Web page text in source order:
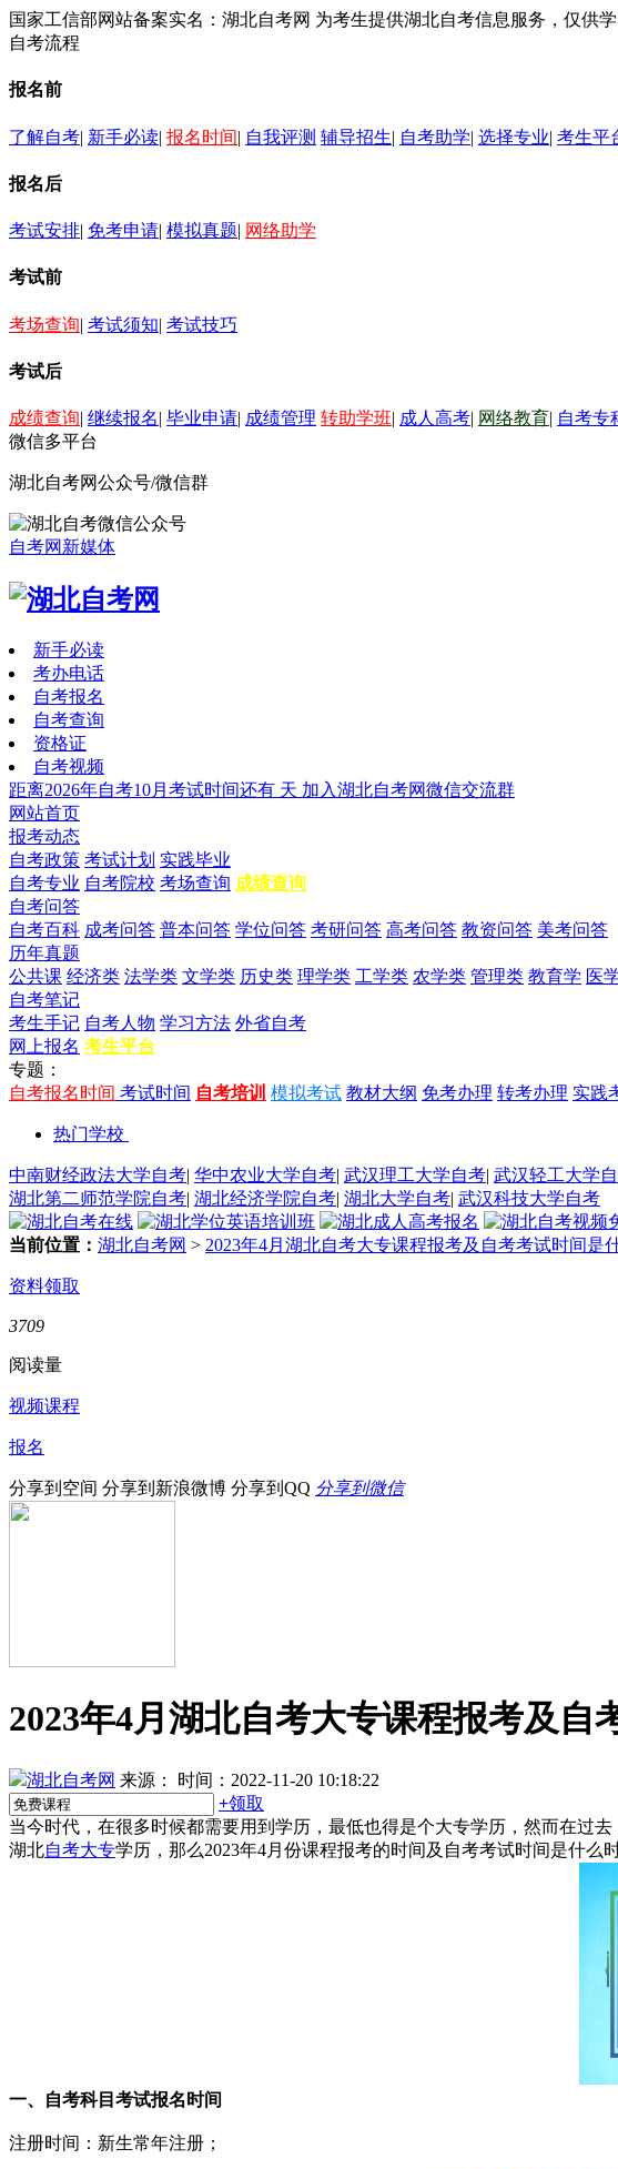
国家工信部网站备案实名：湖北自考网 为考生提供湖北自考信息服务，仅供
自考流程
报名前
了解自考| 新手必读| 报名时间| 自我评测 辅导招生| 自考助学| 选择专业| 考生平
报名后
考试安排| 免考申请| 模拟真题| 网络助学
考试前
考场查询| 考试须知| 考试技巧
考试后
成绩查询| 继续报名| 毕业申请| 成绩管理 转助学班| 成人高考| 网络教育| 自考专
微信多平台
湖北自考网公众号/微信群
自考网新媒体
新手必读
考办电话
自考报名
自考查询
资格证
自考视频
距离2026年自考10月考试时间还有 天 加入湖北自考网微信交流群
网站首页
报考动态
自考政策 考试计划 实践毕业
自考专业 自考院校 考场查询 成绩查询
自考问答
自考百科 成考问答 普本问答 学位问答 考研问答 高考问答 教资问答 美考问答
历年真题
公共课 经济类 法学类 文学类 历史类 理学类 工学类 农学类 管理类 教育学 医
自考笔记
考生手记 自考人物 学习方法 外省自考
网上报名 考生平台
专题：
自考报名时间 考试时间 自考培训 模拟考试 教材大纲 免考办理 转考办理 实践
热门学校
中南财经政法大学自考| 华中农业大学自考| 武汉理工大学自考| 武汉轻工大学
湖北第二师范学院自考| 湖北经济学院自考| 湖北大学自考| 武汉科技大学自考
当前位置： 湖北自考网 > 2023年4月湖北自考大专课程报考及自考考试时间是
资料领取
3709
阅读量
视频课程
报名
分享到空间 分享到新浪微博 分享到QQ 分享到微信
2023年4月湖北自考大专课程报考及自
湖北自考网 来源：
时间：2022-11-20 10:18:22
+领取
当今时代，在很多时候都需要用到学历，最低也得是个大专学历，然而在过
湖北自考大专学历，那么2023年4月份课程报考的时间及自考考试时间是什么
一、自考科目考试报名时间
注册时间：新生常年注册；